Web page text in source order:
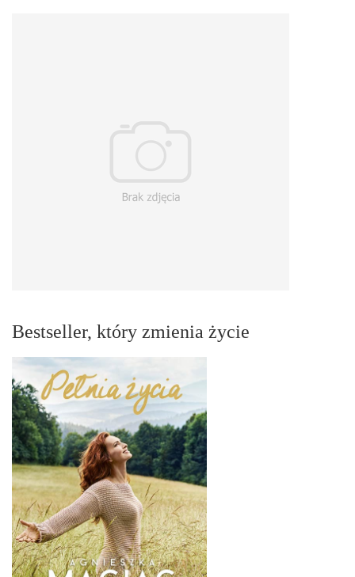
Bestseller, który zmienia życie